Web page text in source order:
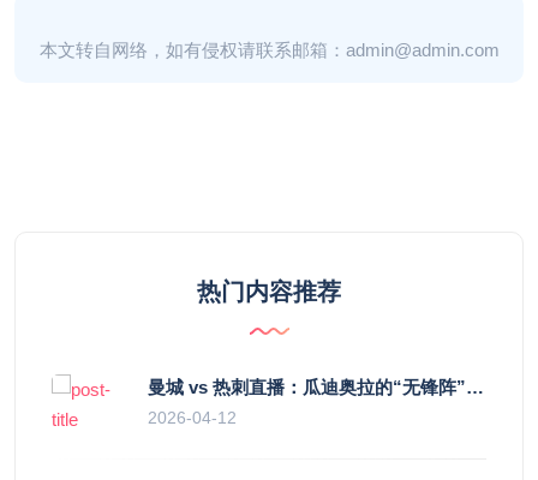
本文转自网络，如有侵权请联系邮箱：admin@admin.com
热门内容推荐
曼城 vs 热刺直播：瓜迪奥拉的“无锋阵”是天才设计还是自废武功？
2026-04-12